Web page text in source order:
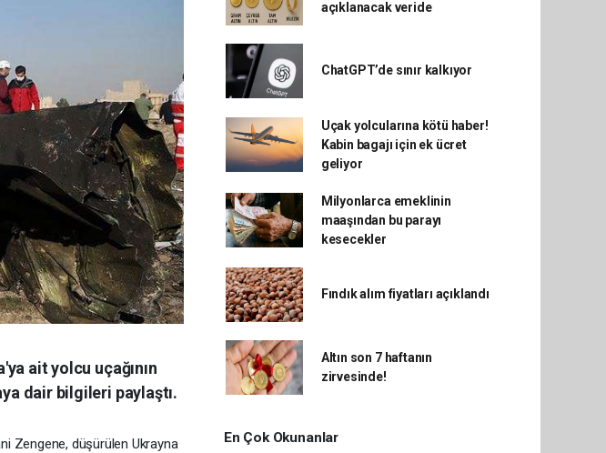
ait yolcu uçağının
dair bilgileri paylaştı.
Zengene, düşürülen Ukrayna
açıklanacak veride
ChatGPT’de sınır kalkıyor
Uçak yolcularına kötü haber!
Kabin bagajı için ek ücret
geliyor
Milyonlarca emeklinin
maaşından bu parayı
kesecekler
Fındık alım fiyatları açıklandı
Altın son 7 haftanın
zirvesinde!
En Çok Okunanlar